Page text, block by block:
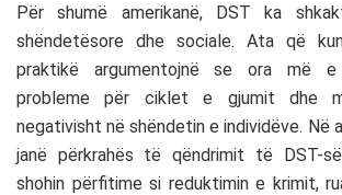
Për shumë amerikanë, DST ka
shëndetësore dhe sociale. Ata që
praktikë argumentojnë se ora më e
probleme për ciklet e gjumit dhe
negativisht në shëndetin e individëve. Në
janë përkrahës të qëndrimit të DST-
shohin përfitime si reduktimin e krimit,